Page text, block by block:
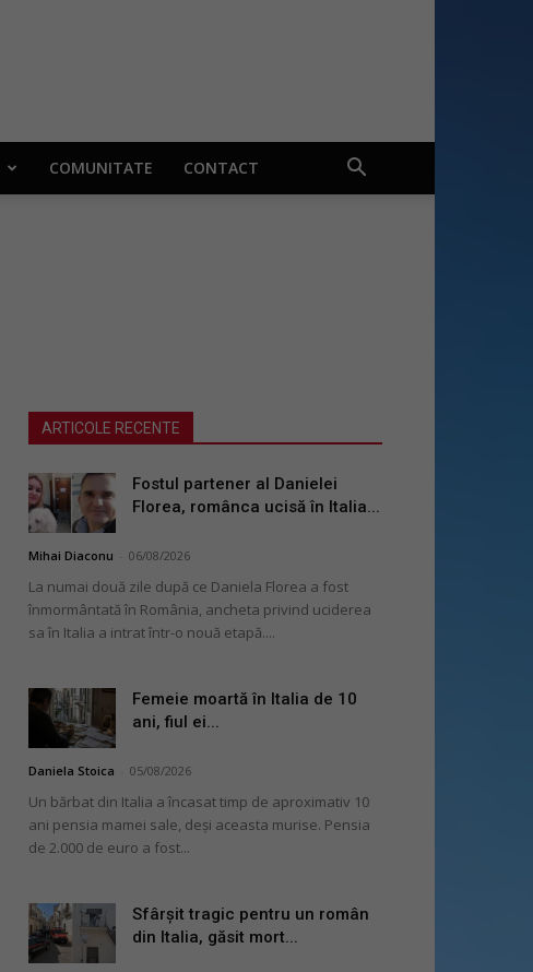
COMUNITATE CONTACT
ARTICOLE RECENTE
Fostul partener al Danielei
Florea, românca ucisă în Italia...
Mihai Diaconu 06/08/2026
La numai două zile după ce Daniela Florea a fost
înmormântată în România, ancheta privind uciderea
sa în Italia a intrat într-o nouă etapă....
Femeie moartă în Italia de 10
ani, fiul ei...
Daniela Stoica 05/08/2026
Un bărbat din Italia a încasat timp de aproximativ 10
ani pensia mamei sale, deși aceasta murise. Pensia
de 2.000 de euro a fost...
Sfârșit tragic pentru un român
din Italia, găsit mort...